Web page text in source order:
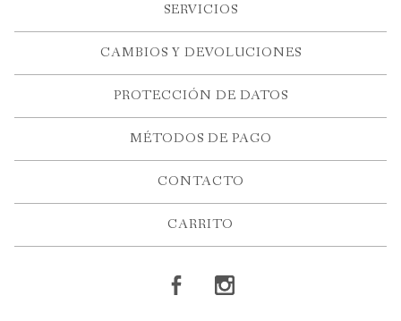
SERVICIOS
CAMBIOS Y DEVOLUCIONES
PROTECCIÓN DE DATOS
MÉTODOS DE PAGO
CONTACTO
CARRITO